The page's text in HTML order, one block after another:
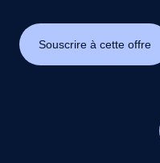
Souscrire à cette offre